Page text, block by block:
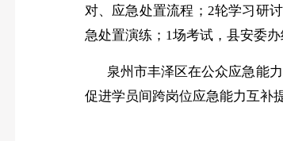
对、应急处置流程；2轮学习研
急处置演练；1场考试，县安委
泉州市丰泽区在公众应急能
促进学员间跨岗位应急能力互补提